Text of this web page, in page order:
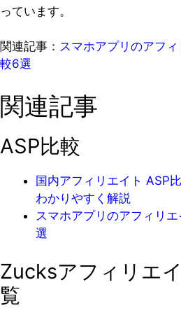
っています。
関連記事： スマホアプリのアフ
較6選
関連記事
ASP比較
国内アフィリエイト ASP
わかりやすく解説
スマホアプリのアフィリ
選
Zucksアフィリエ
覧